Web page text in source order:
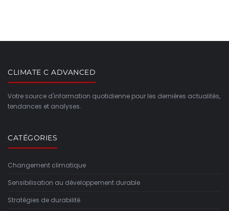
CLIMATE C ADVANCED
Votre source d'information quotidienne pour les dernières actualités,
tendances et analyses.
CATÉGORIES
Changement climatique
Sensibilisation au développement durable
Stratégies de durabilité